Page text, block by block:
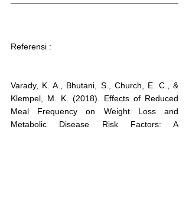
Referensi :
Varady, K. A., Bhutani, S., Church, E. C., &
Klempel, M. K. (2018). Effects of Reduced
Meal Frequency on Weight Loss and
Metabolic Disease Risk Factors: A